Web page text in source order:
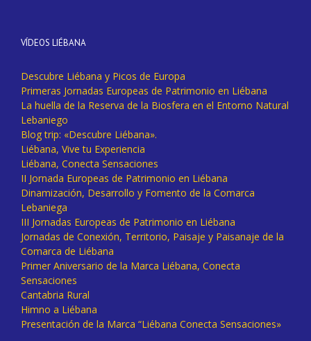
VÍDEOS LIÉBANA
Descubre Liébana y Picos de Europa
Primeras Jornadas Europeas de Patrimonio en Liébana
La huella de la Reserva de la Biosfera en el Entorno Natural
Lebaniego
Blog trip: «Descubre Liébana».
Liébana, Vive tu Experiencia
Liébana, Conecta Sensaciones
II Jornada Europeas de Patrimonio en Liébana
Dinamización, Desarrollo y Fomento de la Comarca
Lebaniega
III Jornadas Europeas de Patrimonio en Liébana
Jornadas de Conexión, Territorio, Paisaje y Paisanaje de la
Comarca de Liébana
Primer Aniversario de la Marca Liébana, Conecta
Sensaciones
Cantabria Rural
Himno a Liébana
Presentación de la Marca “Liébana Conecta Sensaciones»